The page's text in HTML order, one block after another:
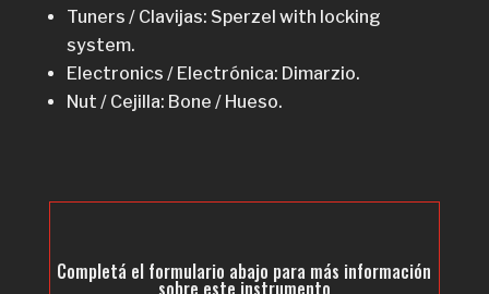
Tuners / Clavijas: Sperzel with locking
system.
Electronics / Electrónica: Dimarzio.
Nut / Cejilla: Bone / Hueso.
Completá el formulario abajo para más información
sobre este instrumento